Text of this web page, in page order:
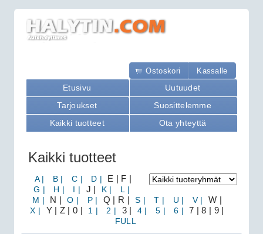
Ostoskori Kassalle
Etusivu
Uutuudet
Tarjoukset
Suosittelemme
Kaikki tuotteet
Ota yhteyttä
Kaikki tuotteet
A | B | C | D |
E | F |
G |
H | I | J | K |
L |
M |
N | O | P | Q | R | S | T | U | V |
W |
X |
Y | Z | 0 | 1 | 2 | 3 | 4 | 5 | 6 |
7 | 8 | 9 |
FULL